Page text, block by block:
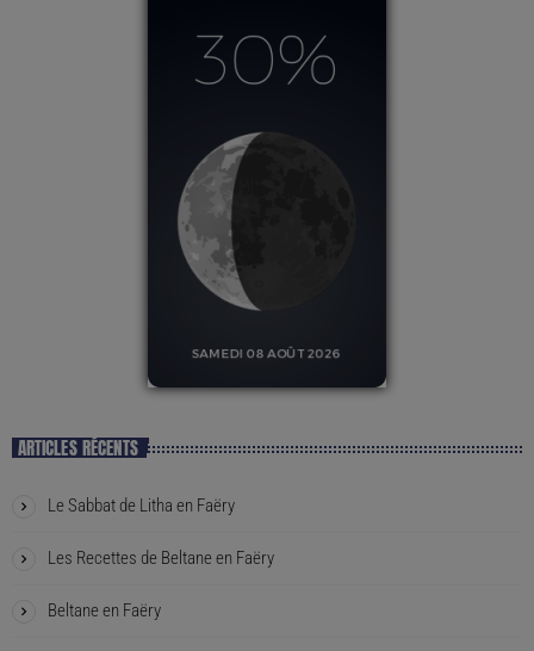
ARTICLES RÉCENTS
Le Sabbat de Litha en Faëry
Les Recettes de Beltane en Faëry
Beltane en Faëry